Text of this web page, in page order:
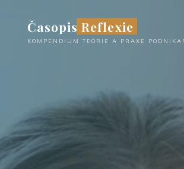
Časopis Reflexie
KOMPENDIUM TEÓRIE A PRAXE